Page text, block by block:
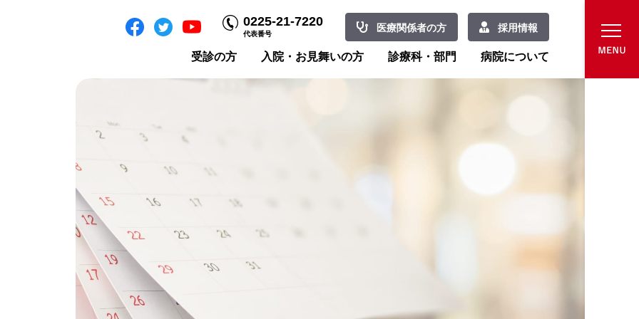
0225-21-7220
代表番号
医療関係者の方 採用情報
受診の方 入院・お見舞いの方 診療科・部門 病院について